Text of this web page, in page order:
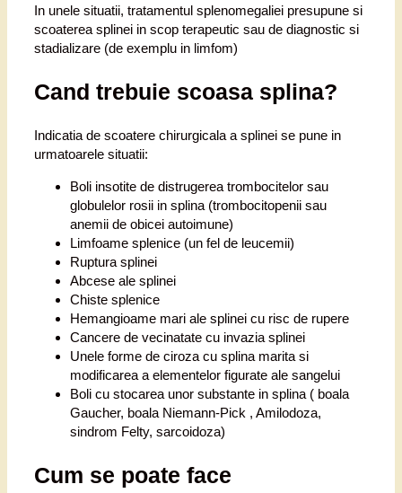
In unele situatii, tratamentul splenomegaliei presupune si
scoaterea splinei in scop terapeutic sau de diagnostic si
stadializare (de exemplu in limfom)
Cand trebuie scoasa splina?
Indicatia de scoatere chirurgicala a splinei se pune in
urmatoarele situatii:
Boli insotite de distrugerea trombocitelor sau
globulelor rosii in splina (trombocitopenii sau
anemii de obicei autoimune)
Limfoame splenice (un fel de leucemii)
Ruptura splinei
Abcese ale splinei
Chiste splenice
Hemangioame mari ale splinei cu risc de rupere
Cancere de vecinatate cu invazia splinei
Unele forme de ciroza cu splina marita si
modificarea a elementelor figurate ale sangelui
Boli cu stocarea unor substante in splina ( boala
Gaucher, boala Niemann-Pick , Amilodoza,
sindrom Felty, sarcoidoza)
Cum se poate face